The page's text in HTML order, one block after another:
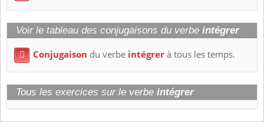
Voir le tableau des conjugaisons du verbe intégrer
 Conjugaison du verbe intégrerà tous les temps.
Tous les exercices sur le verbe intégrer